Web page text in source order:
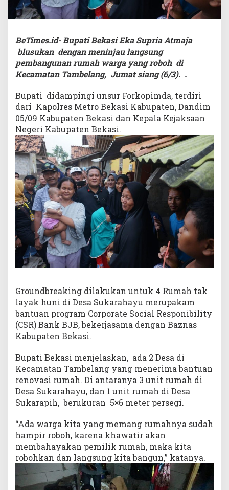
BeTimes.id- Bupati Bekasi Eka Supria Atmaja
blusukan dengan meninjau langsung
pembangunan rumah warga yang roboh di
Kecamatan Tambelang, Jumat siang (6/3). .
Bupati didampingi unsur Forkopimda, terdiri
dari Kapolres Metro Bekasi Kabupaten, Dandim
05/09 Kabupaten Bekasi dan Kepala Kejaksaan
Negeri Kabupaten Bekasi.
Groundbreaking dilakukan untuk 4 Rumah tak
layak huni di Desa Sukarahayu merupakam
bantuan program Corporate Social Responibility
(CSR) Bank BJB, bekerjasama dengan Baznas
Kabupaten Bekasi.
Bupati Bekasi menjelaskan, ada 2 Desa di
Kecamatan Tambelang yang menerima bantuan
renovasi rumah. Di antaranya 3 unit rumah di
Desa Sukarahayu, dan 1 unit rumah di Desa
Sukarapih, berukuran 5×6 meter persegi.
“Ada warga kita yang memang rumahnya sudah
hampir roboh, karena khawatir akan
membahayakan pemilik rumah, maka kita
robohkan dan langsung kita bangun,” katanya.